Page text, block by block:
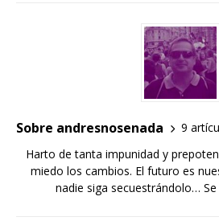
Sobre andresnosenada
9
Harto de tanta impunidad y
miedo los cambios. El futuro es
nadie siga secuestrándolo…